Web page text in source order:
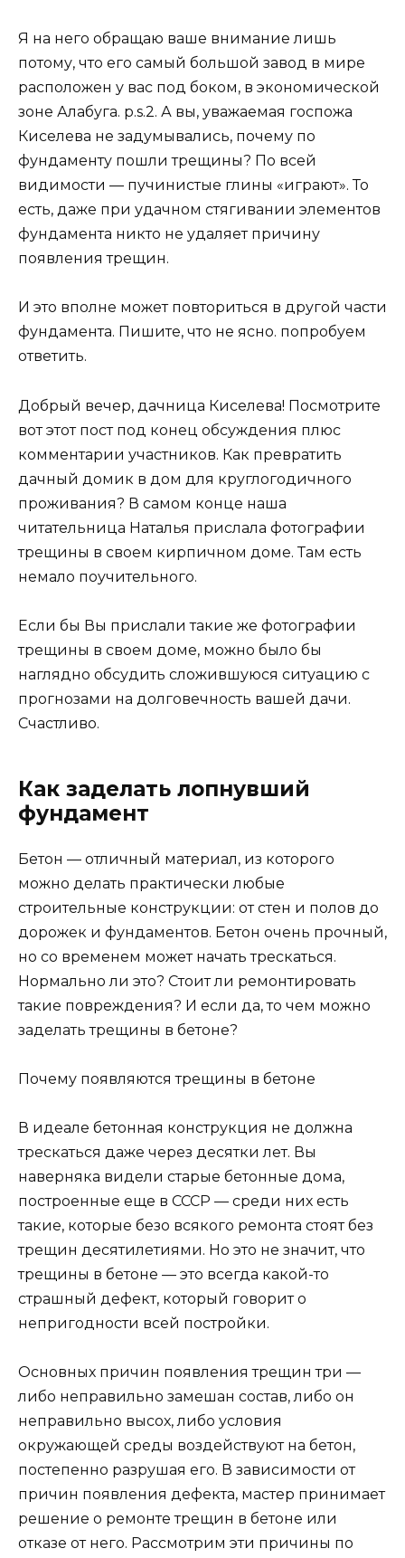
Я на него обращаю ваше внимание лишь
потому, что его самый большой завод в мире
расположен у вас под боком, в экономической
зоне Алабуга. p.s.2. А вы, уважаемая госпожа
Киселева не задумывались, почему по
фундаменту пошли трещины? По всей
видимости — пучинистые глины «играют». То
есть, даже при удачном стягивании элементов
фундамента никто не удаляет причину
появления трещин.
И это вполне может повториться в другой части
фундамента. Пишите, что не ясно. попробуем
ответить.
Добрый вечер, дачница Киселева! Посмотрите
вот этот пост под конец обсуждения плюс
комментарии участников. Как превратить
дачный домик в дом для круглогодичного
проживания? В самом конце наша
читательница Наталья прислала фотографии
трещины в своем кирпичном доме. Там есть
немало поучительного.
Если бы Вы прислали такие же фотографии
трещины в своем доме, можно было бы
наглядно обсудить сложившуюся ситуацию с
прогнозами на долговечность вашей дачи.
Счастливо.
Как заделать лопнувший
фундамент
Бетон — отличный материал, из которого
можно делать практически любые
строительные конструкции: от стен и полов до
дорожек и фундаментов. Бетон очень прочный,
но со временем может начать трескаться.
Нормально ли это? Стоит ли ремонтировать
такие повреждения? И если да, то чем можно
заделать трещины в бетоне?
Почему появляются трещины в бетоне
В идеале бетонная конструкция не должна
трескаться даже через десятки лет. Вы
наверняка видели старые бетонные дома,
построенные еще в СССР — среди них есть
такие, которые безо всякого ремонта стоят без
трещин десятилетиями. Но это не значит, что
трещины в бетоне — это всегда какой-то
страшный дефект, который говорит о
непригодности всей постройки.
Основных причин появления трещин три —
либо неправильно замешан состав, либо он
неправильно высох, либо условия
окружающей среды воздействуют на бетон,
постепенно разрушая его. В зависимости от
причин появления дефекта, мастер принимает
решение о ремонте трещин в бетоне или
отказе от него. Рассмотрим эти причины по